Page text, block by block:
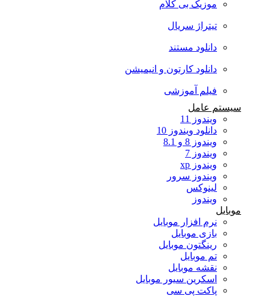
موزیک بی کلام
تیتراژ سریال
دانلود مستند
دانلود کارتون و انیمیشن
فیلم آموزشی
سیستم عامل
ویندوز 11
دانلود ویندوز 10
ویندوز 8 و 8.1
ویندوز 7
ویندوز xp
ویندوز سرور
لینوکس
ویندوز
موبایل
نرم افزار موبایل
بازی موبایل
رینگتون موبایل
تم موبایل
نقشه موبایل
اسکرین سیور موبایل
پاکت پی سی